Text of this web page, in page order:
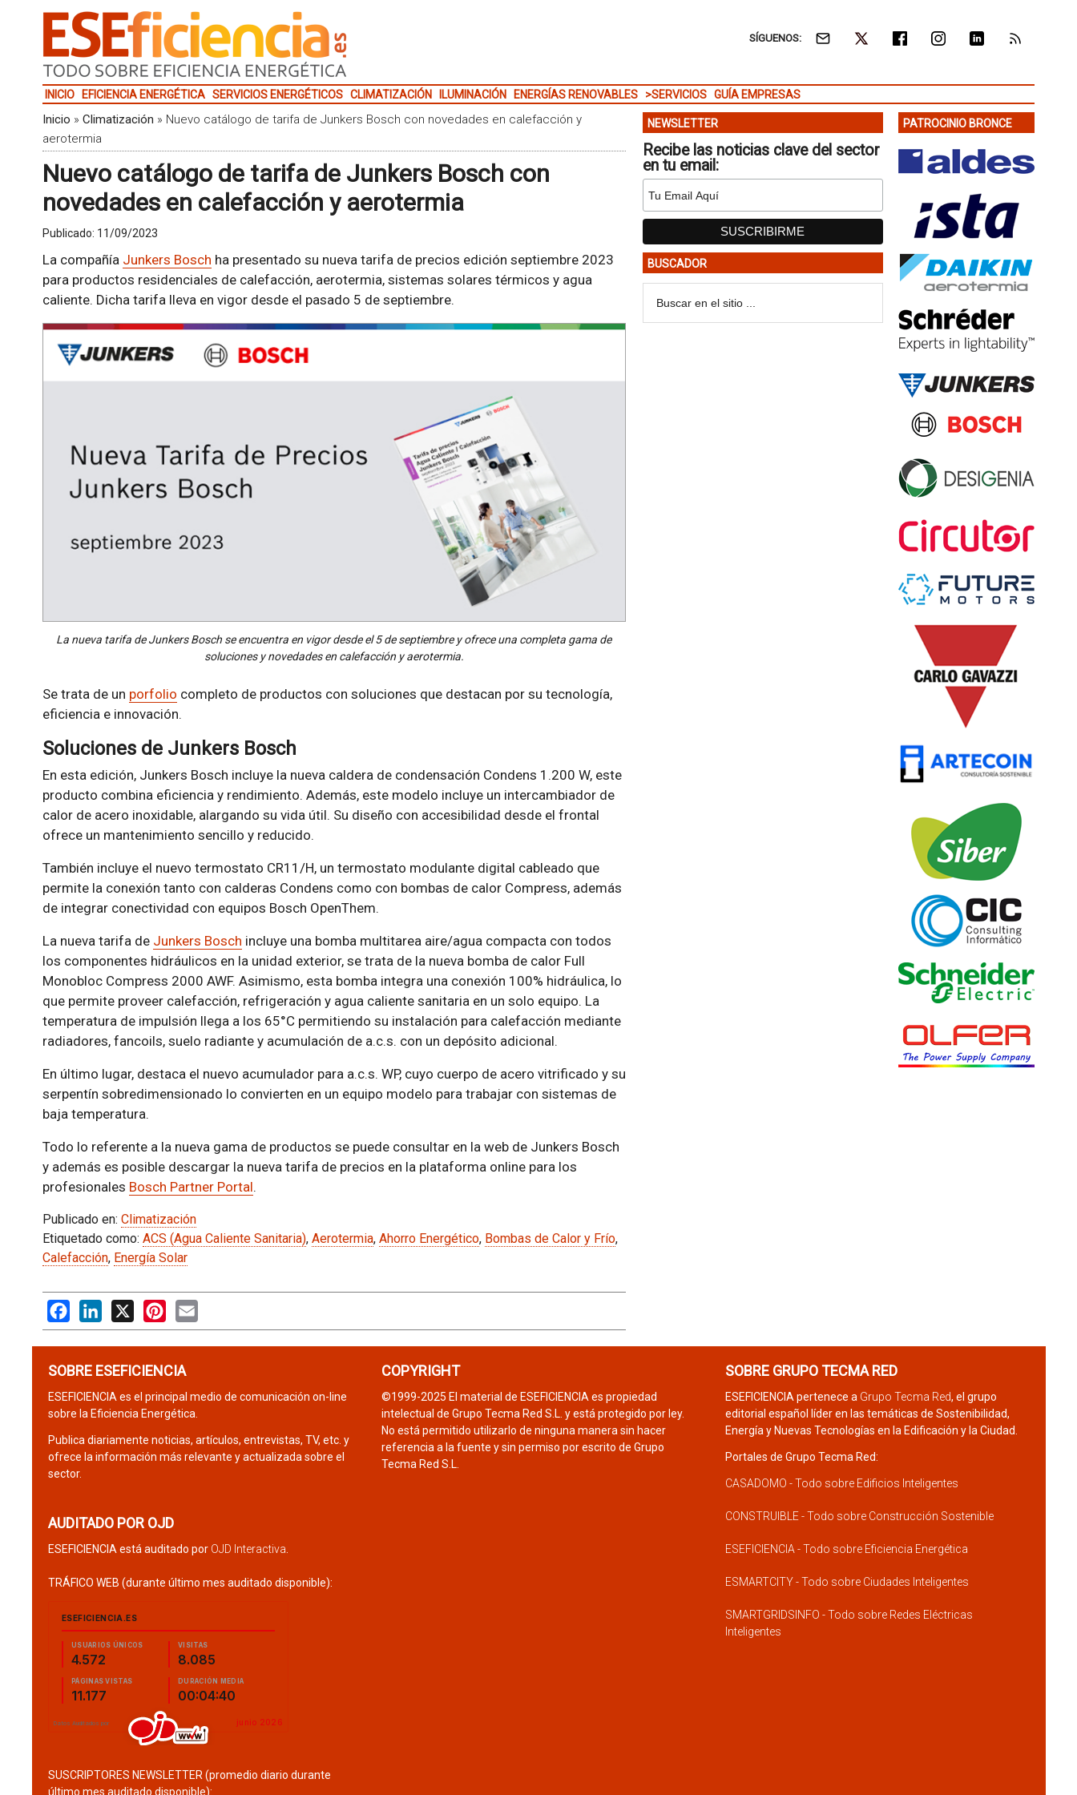
SÍGUENOS:
INICIO EFICIENCIA ENERGÉTICA SERVICIOS ENERGÉTICOS CLIMATIZACIÓN ILUMINACIÓN ENERGÍAS RENOVABLES >SERVICIOS GUÍA EMPRESAS
Inicio » Climatización » Nuevo catálogo de tarifa de Junkers Bosch con novedades en calefacción y
aerotermia
Nuevo catálogo de tarifa de Junkers Bosch con
novedades en calefacción y aerotermia
Publicado: 11/09/2023
La compañía Junkers Bosch ha presentado su nueva tarifa de precios edición septiembre 2023
para productos residenciales de calefacción, aerotermia, sistemas solares térmicos y agua
caliente. Dicha tarifa lleva en vigor desde el pasado 5 de septiembre.
La nueva tarifa de Junkers Bosch se encuentra en vigor desde el 5 de septiembre y ofrece una completa gama de
soluciones y novedades en calefacción y aerotermia.
Se trata de un porfolio completo de productos con soluciones que destacan por su tecnología,
eficiencia e innovación.
Soluciones de Junkers Bosch
En esta edición, Junkers Bosch incluye la nueva caldera de condensación Condens 1.200 W, este
producto combina eficiencia y rendimiento. Además, este modelo incluye un intercambiador de
calor de acero inoxidable, alargando su vida útil. Su diseño con accesibilidad desde el frontal
ofrece un mantenimiento sencillo y reducido.
También incluye el nuevo termostato CR11/H, un termostato modulante digital cableado que
permite la conexión tanto con calderas Condens como con bombas de calor Compress, además
de integrar conectividad con equipos Bosch OpenThem.
La nueva tarifa de Junkers Bosch incluye una bomba multitarea aire/agua compacta con todos
los componentes hidráulicos en la unidad exterior, se trata de la nueva bomba de calor Full
Monobloc Compress 2000 AWF. Asimismo, esta bomba integra una conexión 100% hidráulica, lo
que permite proveer calefacción, refrigeración y agua caliente sanitaria en un solo equipo. La
temperatura de impulsión llega a los 65°C permitiendo su instalación para calefacción mediante
radiadores, fancoils, suelo radiante y acumulación de a.c.s. con un depósito adicional.
En último lugar, destaca el nuevo acumulador para a.c.s. WP, cuyo cuerpo de acero vitrificado y su
serpentín sobredimensionado lo convierten en un equipo modelo para trabajar con sistemas de
baja temperatura.
Todo lo referente a la nueva gama de productos se puede consultar en la web de Junkers Bosch
y además es posible descargar la nueva tarifa de precios en la plataforma online para los
profesionales Bosch Partner Portal.
Publicado en: Climatización
Etiquetado como: ACS (Agua Caliente Sanitaria), Aerotermia, Ahorro Energético, Bombas de Calor y Frío,
Calefacción, Energía Solar
FacebookLinkedIn
X PinterestEmail
NEWSLETTER
Recibe las noticias clave del sector
en tu email:
BUSCADOR
PATROCINIO BRONCE
SOBRE ESEFICIENCIA
ESEFICIENCIA es el principal medio de comunicación on-line
sobre la Eficiencia Energética.
Publica diariamente noticias, artículos, entrevistas, TV, etc. y
ofrece la información más relevante y actualizada sobre el
sector.
AUDITADO POR OJD
ESEFICIENCIA está auditado por OJD Interactiva
TRÁFICO WEB (durante último mes auditado disponible):
SUSCRIPTORES NEWSLETTER (promedio diario durante
último mes auditado disponible):
COPYRIGHT
©1999-2025 El material de ESEFICIENCIA es propiedad
intelectual de Grupo Tecma Red S.L. y está protegido por ley.
No está permitido utilizarlo de ninguna manera sin hacer
referencia a la fuente y sin permiso por escrito de Grupo
Tecma Red S.L.
SOBRE GRUPO TECMA RED
ESEFICIENCIA pertenece a Grupo Tecma Red, el grupo
editorial español líder en las temáticas de Sostenibilidad,
Energía y Nuevas Tecnologías en la Edificación y la Ciudad.
Portales de Grupo Tecma Red:
CASADOMO - Todo sobre Edificios Inteligentes
CONSTRUIBLE - Todo sobre Construcción Sostenible
ESEFICIENCIA - Todo sobre Eficiencia Energética
ESMARTCITY - Todo sobre Ciudades Inteligentes
SMARTGRIDSINFO - Todo sobre Redes Eléctricas
Inteligentes